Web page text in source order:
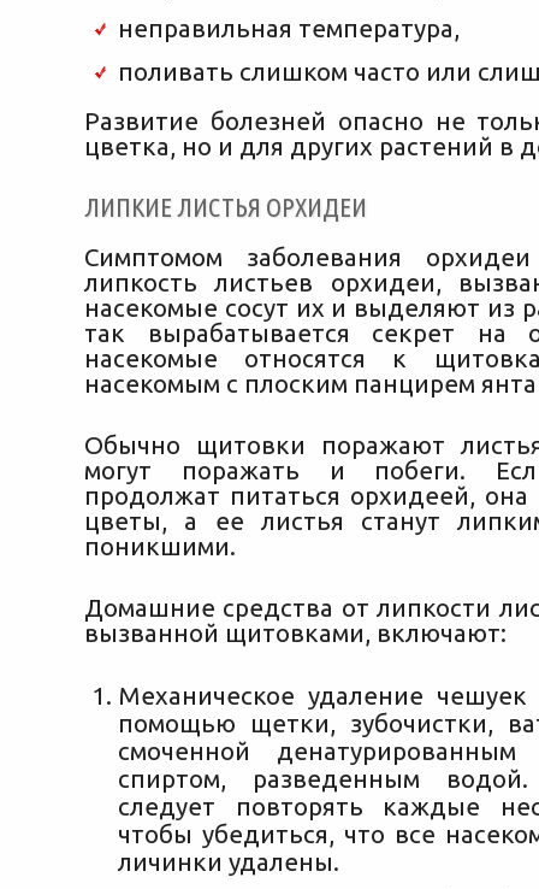
неправильная температура,
поливать слишком часто или
Развитие болезней опасно не
цветка, но и для других растений в
ЛИПКИЕ ЛИСТЬЯ ОРХИДЕИ
Симптомом заболевания
липкость листьев орхидеи,
насекомые сосут их и выделяют из
так вырабатывается секрет на
насекомые относятся к
насекомым с плоским панцирем
Обычно щитовки поражают
могут поражать и побеги.
продолжат питаться орхидеей, она
цветы, а ее листья станут
поникшими.
Домашние средства от липкости
вызванной щитовками, включают:
Механическое удаление
помощью щетки, зубочистки,
смоченной
спиртом, разведенным
следует повторять каждые
чтобы убедиться, что все
личинки удалены.